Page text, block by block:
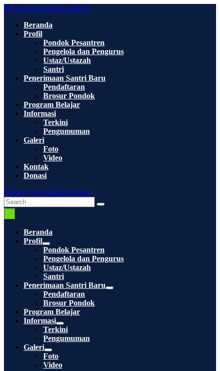
Skip
content
Ponpes Al-Ghozali Cirebon
Beranda
Profil
Pondok Pesantren
Pengelola dan Pengurus
Ustaz/Ustazah
Santri
Penerimaan Santri Baru
Pendaftaran
Brosur Pondok
Program Belajar
Informasi
Terkini
Pengumuman
Galeri
Foto
Video
Kontak
Donasi
Ponpes Al-Ghozali Cirebon
Search
Toggle
Search
for:
Beranda
Profil
Menu
Toggle
Pondok Pesantren
Pengelola dan Pengurus
Ustaz/Ustazah
Santri
Penerimaan Santri Baru
Menu
Pendaftaran
Brosur Pondok
Program Belajar
Informasi
Menu
Toggle
Terkini
Pengumuman
Galeri
Menu
Toggle
Foto
Video